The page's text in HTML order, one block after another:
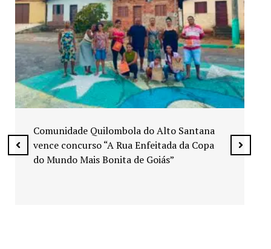
Exposição “Arte em Cores” leva pinturas a
espaços públicos de Senador Canedo